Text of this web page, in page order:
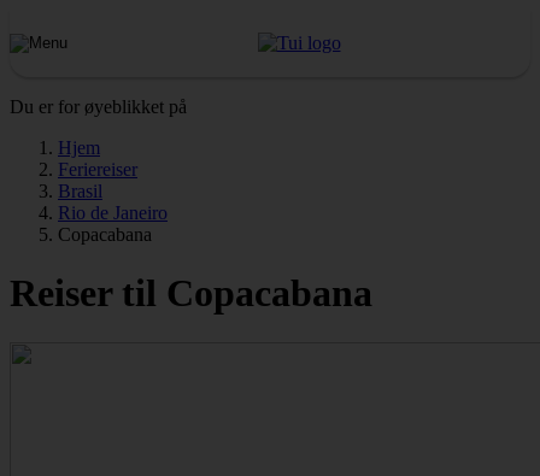
Du er for øyeblikket på
Hjem
Feriereiser
Brasil
Rio de Janeiro
Copacabana
Reiser til Copacabana